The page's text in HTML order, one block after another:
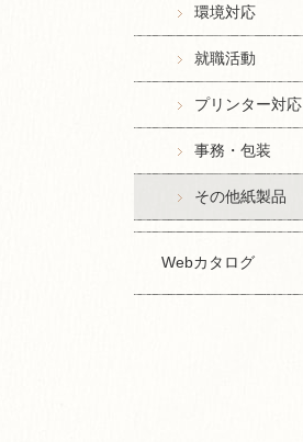
環境対応
就職活動
プリンター対応
事務・包装
その他紙製品
Webカタログ